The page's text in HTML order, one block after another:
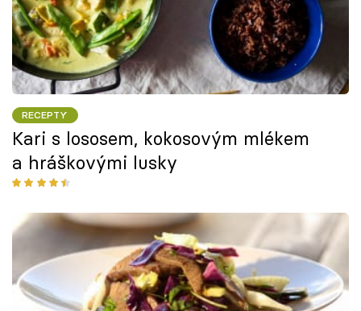
RECEPTY
Kari s lososem, kokosovým mlékem
a hráškovými lusky